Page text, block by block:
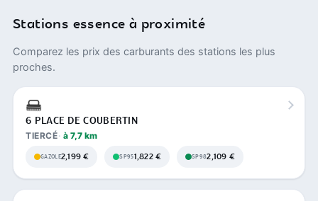
Stations essence à proximité
Comparez les prix des carburants des stations les plus
proches.
6 PLACE DE COUBERTIN
TIERCÉ à 7,7 km
GAZOLE2,199 € SP951,822 € SP982,109 €